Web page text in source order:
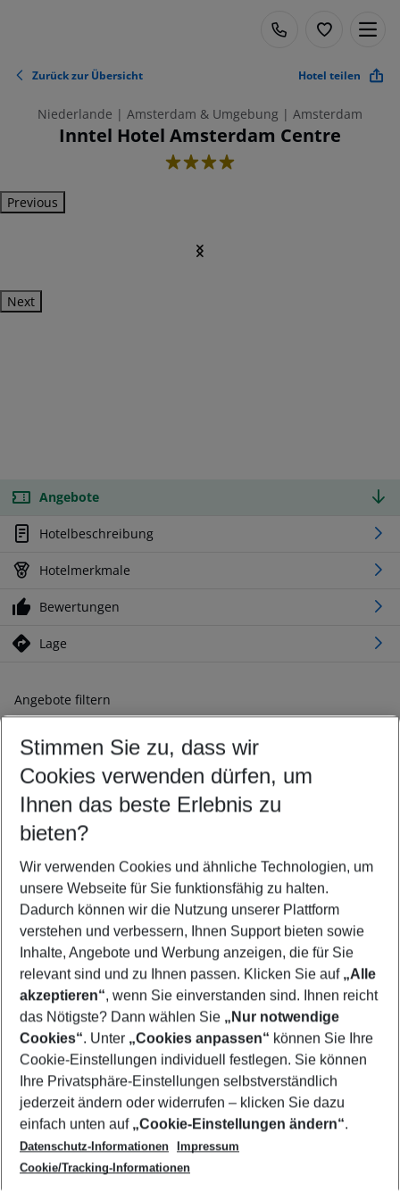
Zurück zur Übersicht Hotel teilen
Niederlande | Amsterdam & Umgebung | Amsterdam
Inntel Hotel Amsterdam Centre
4
Previous
Next
Angebote
Hotelbeschreibung
Hotelmerkmale
Bewertungen
Lage
Angebote filtern
Ändern Sie Ihre Kriterien nach Ihren Wünschen
Abflughafen wählen
Beliebiger Abflughafen
Reisezeitraum wählen
08.08.26– 06.08.27 5-8 Nächte
2 Erwachsene Keine Kinder
Mehr Filter anzeigen
Footer
Footer navigation
Über uns
AGB
Cookie-Einstellungen ändern
Cookie-Richtlinie
Datenschutz
Service & Hilfe
Barrierefreies Reisen
Check-in
Folgen Sie uns
Stimmen Sie zu, dass wir
Cookies verwenden dürfen, um
Ihnen das beste Erlebnis zu
bieten?
Wir verwenden Cookies und ähnliche Technologien, um
unsere Webseite für Sie funktionsfähig zu halten.
Dadurch können wir die Nutzung unserer Plattform
verstehen und verbessern, Ihnen Support bieten sowie
Inhalte, Angebote und Werbung anzeigen, die für Sie
relevant sind und zu Ihnen passen. Klicken Sie auf „Alle
akzeptieren“, wenn Sie einverstanden sind. Ihnen reicht
das Nötigste? Dann wählen Sie „Nur notwendige
Cookies“. Unter „Cookies anpassen“ können Sie Ihre
Cookie-Einstellungen individuell festlegen. Sie können
Ihre Privatsphäre-Einstellungen selbstverständlich
jederzeit ändern oder widerrufen – klicken Sie dazu
einfach unten auf „Cookie-Einstellungen ändern“.
Datenschutz-Informationen
Impressum
Cookie/Tracking-Informationen